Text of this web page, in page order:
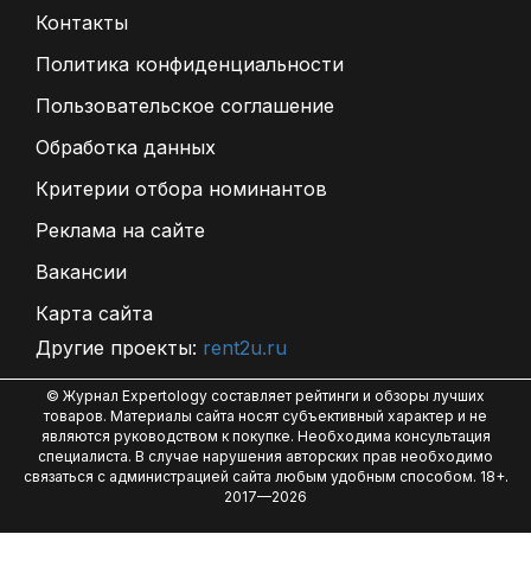
Контакты
Политика конфиденциальности
Пользовательское соглашение
Обработка данных
Критерии отбора номинантов
Реклама на сайте
Вакансии
Карта сайта
Другие проекты: rent2u.ru
© Журнал Expertology составляет рейтинги и обзоры лучших
товаров. Материалы сайта носят субъективный характер и не
являются руководством к покупке. Необходима консультация
специалиста. В случае нарушения авторских прав необходимо
связаться с администрацией сайта любым удобным способом. 18+.
2017—2026